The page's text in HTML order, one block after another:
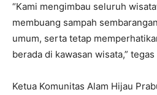
“Kami mengimbau seluruh
membuang sampah
umum, serta tetap
berada di kawasan wisata,”
Ketua Komunitas Alam Hijau